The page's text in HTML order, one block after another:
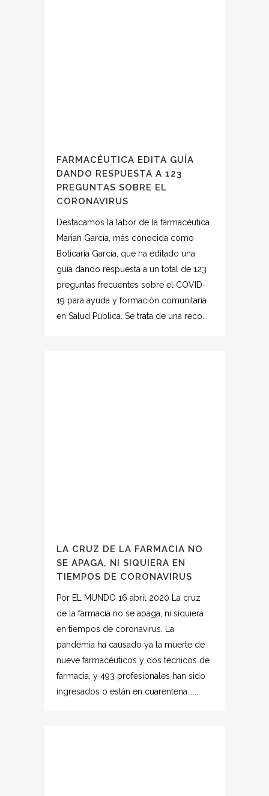
FARMACÉUTICA EDITA GUÍA
DANDO RESPUESTA A 123
PREGUNTAS SOBRE EL
CORONAVIRUS
Destacamos la labor de la farmacéutica
Marian García, más conocida como
Boticaria García, que ha editado una
guía dando respuesta a un total de 123
preguntas frecuentes sobre el COVID-
19 para ayuda y formación comunitaria
en Salud Pública. Se trata de una reco...
LA CRUZ DE LA FARMACIA NO
SE APAGA, NI SIQUIERA EN
TIEMPOS DE CORONAVIRUS
Por EL MUNDO 16 abril 2020 La cruz
de la farmacia no se apaga, ni siquiera
en tiempos de coronavirus. La
pandemia ha causado ya la muerte de
nueve farmacéuticos y dos técnicos de
farmacia, y 493 profesionales han sido
ingresados o están en cuarentena.......